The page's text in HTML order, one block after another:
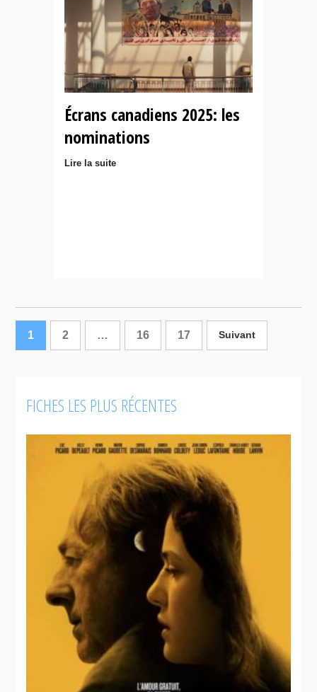
Écrans canadiens 2025: les
nominations
Lire la suite
1 2 … 16 17 Suivant
FICHES LES PLUS RÉCENTES